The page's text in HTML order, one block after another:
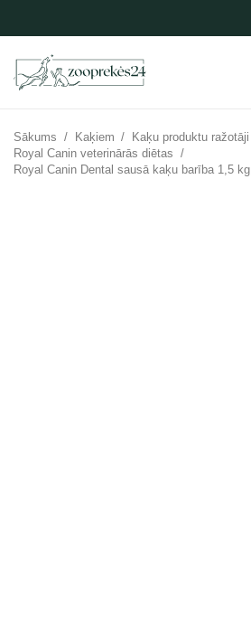
Sākums / Kaķiem / Kaķu produktu ražotāji
Royal Canin veterinārās diētas /
Royal Canin Dental sausā kaķu barība 1,5 kg